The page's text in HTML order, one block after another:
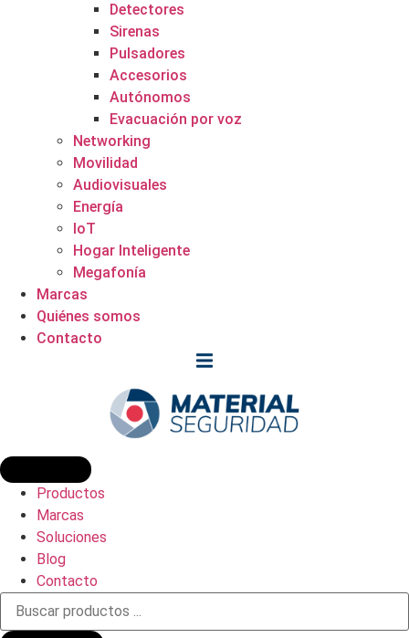
Detectores
Sirenas
Pulsadores
Accesorios
Autónomos
Evacuación por voz
Networking
Movilidad
Audiovisuales
Energía
IoT
Hogar Inteligente
Megafonía
Marcas
Quiénes somos
Contacto
Productos
Marcas
Soluciones
Blog
Contacto
Búsqueda
productos